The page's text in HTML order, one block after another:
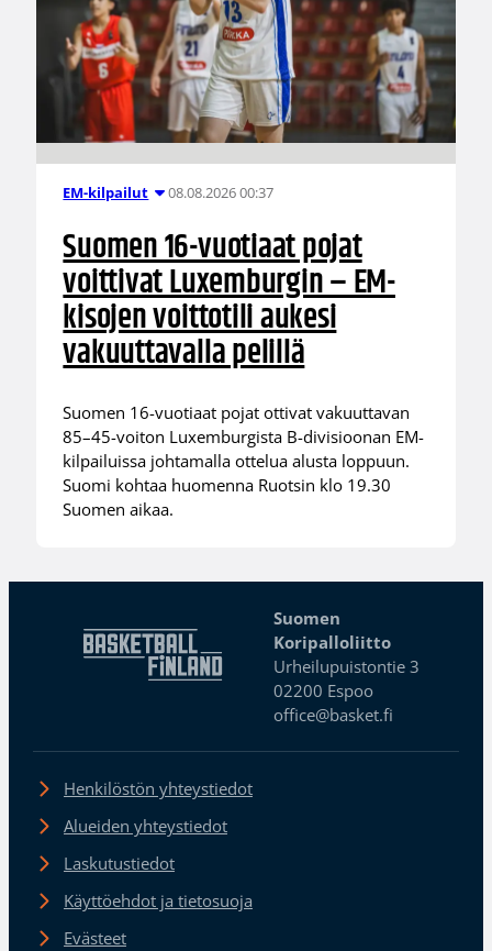
EM-kilpailut 08.08.2026 00:37
Suomen 16-vuotiaat pojat
voittivat Luxemburgin – EM-
kisojen voittotili aukesi
vakuuttavalla pelillä
Suomen 16-vuotiaat pojat ottivat vakuuttavan
85–45-voiton Luxemburgista B-divisioonan EM-
kilpailuissa johtamalla ottelua alusta loppuun.
Suomi kohtaa huomenna Ruotsin klo 19.30
Suomen aikaa.
Suomen
Koripalloliitto
Urheilupuistontie 3
02200 Espoo
office@basket.fi
Henkilöstön yhteystiedot
Alueiden yhteystiedot
Laskutustiedot
Käyttöehdot ja tietosuoja
Evästeet